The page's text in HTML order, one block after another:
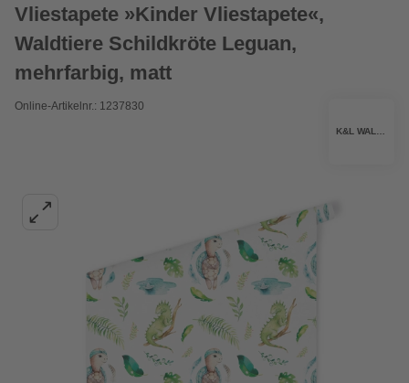
Vliestapete »Kinder Vliestapete«,
Waldtiere Schildkröte Leguan,
mehrfarbig, matt
Online-Artikelnr.: 1237830